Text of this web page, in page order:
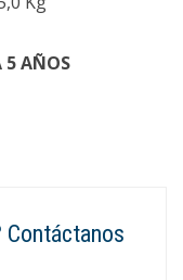
5 AÑOS
Contáctanos